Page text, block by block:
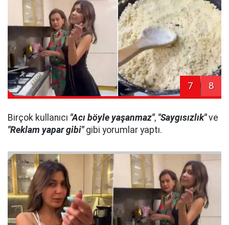
7 8
Birçok kullanıcı "Acı böyle yaşanmaz", "Saygısızlık"ve
"Reklam yapar gibi"gibi yorumlar yaptı.